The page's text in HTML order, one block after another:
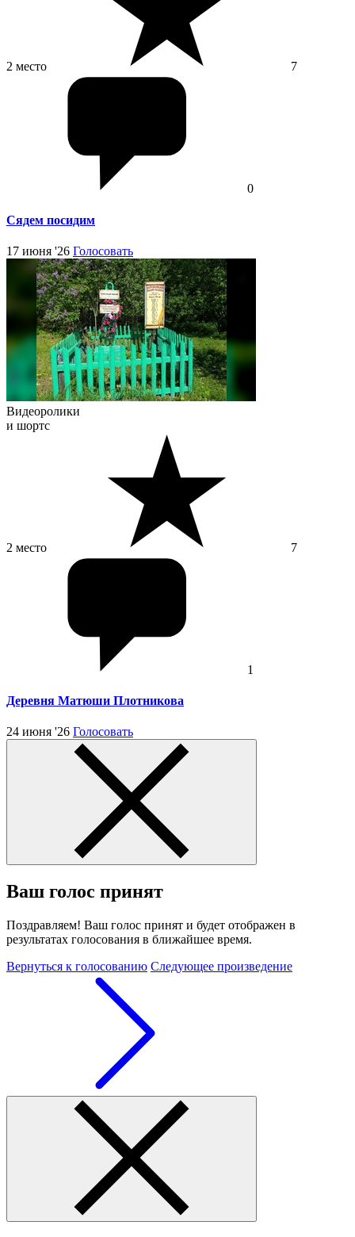
2 место 7
0
Сядем посидим
17 июня '26 Голосовать
Видеоролики
и шортс
2 место 7
1
Деревня Матюши Плотникова
24 июня '26 Голосовать
Ваш голос принят
Поздравляем! Ваш голос принят и будет отображен в
результатах голосования в ближайшее время.
Вернуться к голосованию Следующее произведение